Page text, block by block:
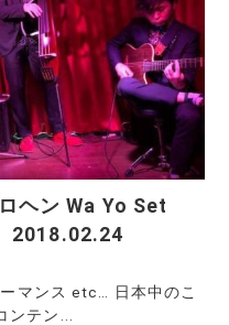
ヘン Wa Yo Set
2018.02.24
マンス etc… 日本中のこ
テン...